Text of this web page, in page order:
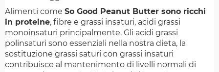
Alimenti come So Good Peanut Butter sono ricchi
in proteine, fibre e grassi insaturi, acidi grassi
monoinsaturi principalmente. Gli acidi grassi
polinsaturi sono essenziali nella nostra dieta, la
sostituzione grassi saturi con grassi insaturi
contribuisce al mantenimento di livelli normali di